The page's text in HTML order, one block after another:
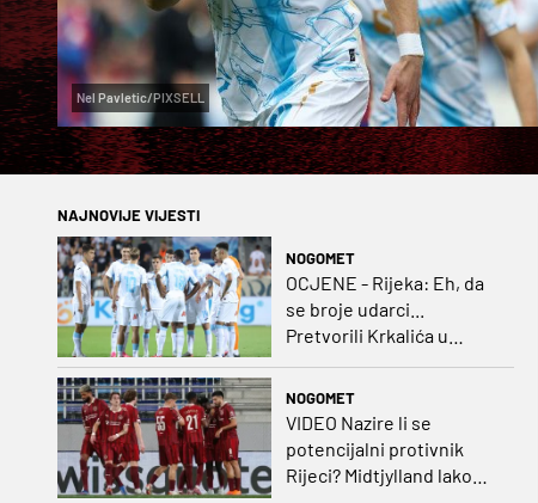
Nel Pavletic/PIXSELL
NAJNOVIJE VIJESTI
NOGOMET
OCJENE - Rijeka: Eh, da
se broje udarci...
Pretvorili Krkalića u
NOGOMET
VIDEO Nazire li se
potencijalni protivnik
Rijeci? Midtjylland lako